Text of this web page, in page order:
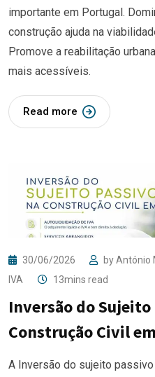
importante em Portugal.
construção ajuda na
Promove a reabilitação
mais acessíveis.
Read more
30/06/2026 byAntónio
IVA
13mins read
Inversão do Sujeito
Construção Civil
A Inversão do sujeito